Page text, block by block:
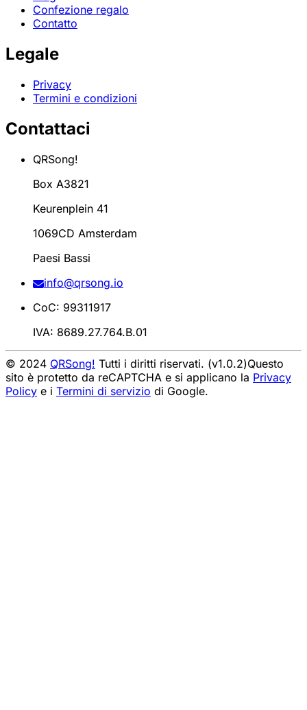
Confezione regalo
Contatto
Legale
Privacy
Termini e condizioni
Contattaci
QRSong!
Box A3821
Keurenplein 41
1069CD Amsterdam
Paesi Bassi
info@qrsong.io
CoC: 99311917
IVA: 8689.27.764.B.01
© 2024 QRSong! Tutti i diritti riservati. (v1.0.2)Questo
sito è protetto da reCAPTCHA e si applicano la Privacy
Policy e i Termini di servizio di Google.